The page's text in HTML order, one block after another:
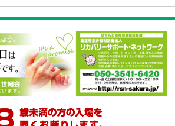
入場方法のご案内】